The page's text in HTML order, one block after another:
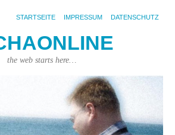
STARTSEITE IMPRESSUM DATENSCHUTZ
the web starts here…